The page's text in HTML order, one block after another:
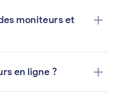
moniteurs et
add
en ligne ? add